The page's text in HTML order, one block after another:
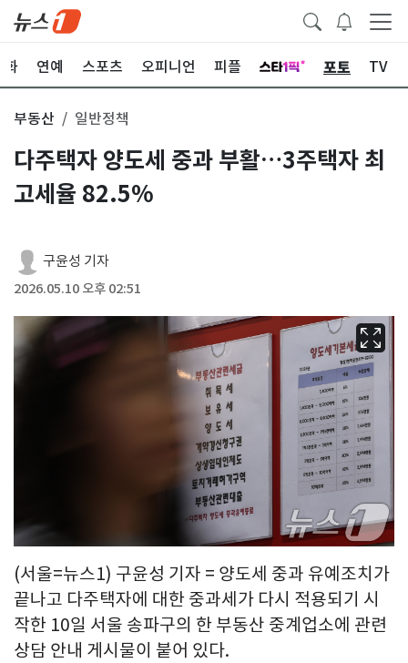
화 연예 스포츠 오피니언 피플 포토 TV
부동산 일반정책
다주택자 양도세 중과 부활…3주택자 최
고세율 82.5%
구윤성 기자
2026.05.10 오후 02:51
(서울=뉴스1) 구윤성 기자 = 양도세 중과 유예조치가
끝나고 다주택자에 대한 중과세가 다시 적용되기 시
작한 10일 서울 송파구의 한 부동산 중계업소에 관련
상담 안내 게시물이 붙어 있다.